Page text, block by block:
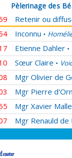
Pèlerinage des
Retenir ou
Inconnu •
Etienne Dahler •
Sœur Claire •
Mgr Olivier de
Mgr Pierre
Mgr Xavier Malle
Mgr Renauld de